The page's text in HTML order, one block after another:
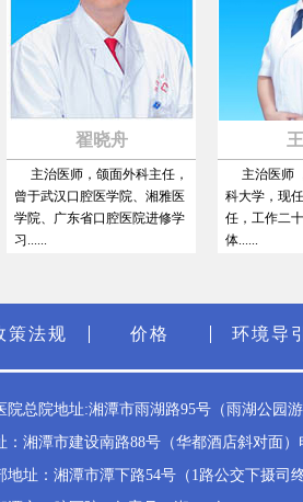
翟晓舟
主治医师，颌面外科主任，
于武汉口腔医学院、湘雅医
院、广东省口腔医院进修学
......
王彩
主治医师 ，毕
科大学，现任牙
任，工作二十余
体......
策法规 价格 环境导引
院总院地址:湘潭市雨湖路95号（雨湖公园
：湘潭市建设南路88号（华都酒店斜对面）
地址：湘潭市潭下路54号（1路公交下摄司